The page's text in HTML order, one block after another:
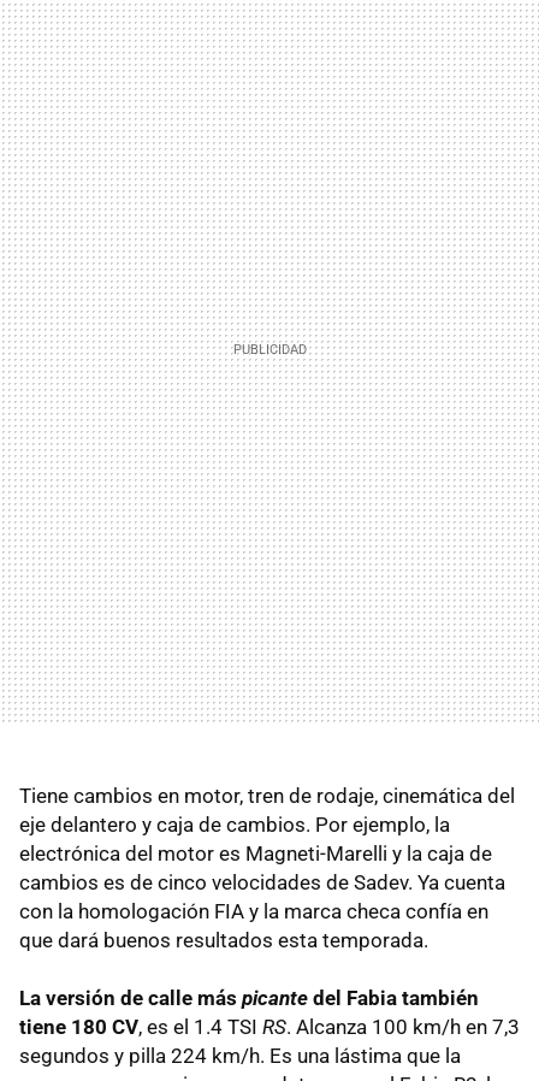
Tiene cambios en motor, tren de rodaje, cinemática del
eje delantero y caja de cambios. Por ejemplo, la
electrónica del motor es Magneti-Marelli y la caja de
cambios es de cinco velocidades de Sadev. Ya cuenta
con la homologación FIA y la marca checa confía en
que dará buenos resultados esta temporada.
La versión de calle más picante del Fabia también
tiene 180 CV, es el 1.4 TSI RS. Alcanza 100 km/h en 7,3
segundos y pilla 224 km/h. Es una lástima que la